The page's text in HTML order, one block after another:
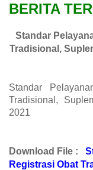
BERITA
Standar
Tradisional,
Standar
Tradisional,
2021
Download File :
Registrasi Obat